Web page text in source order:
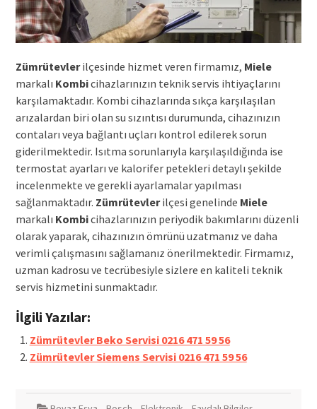
Zümrütevlerilçesinde hizmet veren firmamız, Miele
markalı Kombicihazlarınızın teknik servis ihtiyaçlarını
karşılamaktadır. Kombi cihazlarında sıkça karşılaşılan
arızalardan biri olan su sızıntısı durumunda, cihazınızın
contaları veya bağlantı uçları kontrol edilerek sorun
giderilmektedir. Isıtma sorunlarıyla karşılaşıldığında ise
termostat ayarları ve kalorifer petekleri detaylı şekilde
incelenmekte ve gerekli ayarlamalar yapılması
sağlanmaktadır. Zümrütevlerilçesi genelinde Miele
markalı Kombicihazlarınızın periyodik bakımlarını düzenli
olarak yaparak, cihazınızın ömrünü uzatmanız ve daha
verimli çalışmasını sağlamanız önerilmektedir. Firmamız,
uzman kadrosu ve tecrübesiyle sizlere en kaliteli teknik
servis hizmetini sunmaktadır.
İlgili Yazılar:
Zümrütevler Beko Servisi 0216 471 59 56
Zümrütevler Siemens Servisi 0216 471 59 56